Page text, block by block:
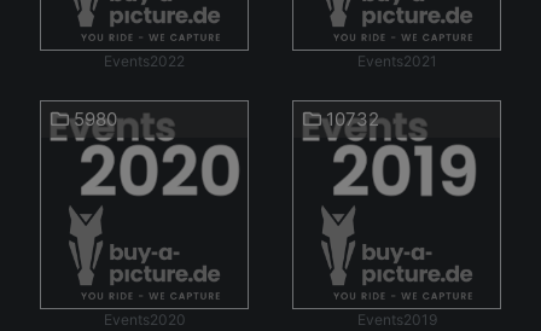
Events2022 Events2021
5980
Events2020
10732
Events2019